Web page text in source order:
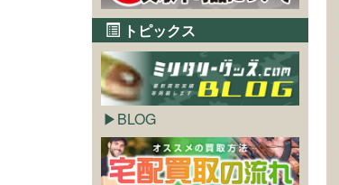
トピックス
BLOG